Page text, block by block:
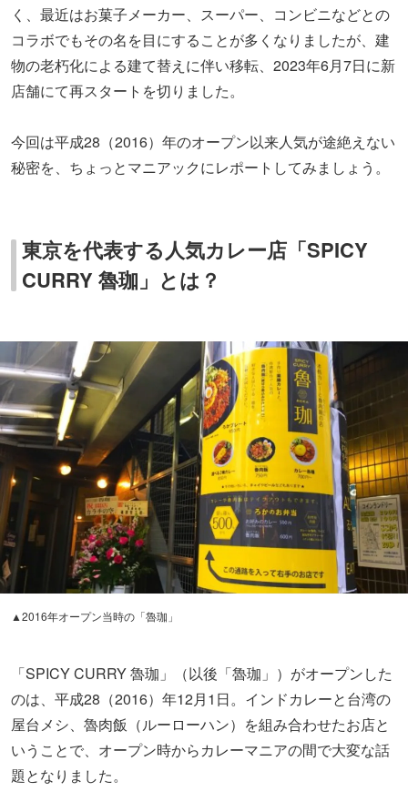
く、最近はお菓子メーカー、スーパー、コンビニなどとの
コラボでもその名を目にすることが多くなりましたが、建
物の老朽化による建て替えに伴い移転、2023年6月7日に新
店舗にて再スタートを切りました。
今回は平成28（2016）年のオープン以来人気が途絶えない
秘密を、ちょっとマニアックにレポートしてみましょう。
東京を代表する人気カレー店「SPICY
CURRY 魯珈」とは？
▲2016年オープン当時の「魯珈」
「SPICY CURRY 魯珈」（以後「魯珈」）がオープンした
のは、平成28（2016）年12月1日。インドカレーと台湾の
屋台メシ、魯肉飯（ルーローハン）を組み合わせたお店と
いうことで、オープン時からカレーマニアの間で大変な話
題となりました。